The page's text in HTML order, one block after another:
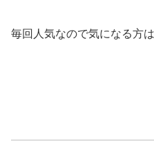
毎回人気なので気になる方